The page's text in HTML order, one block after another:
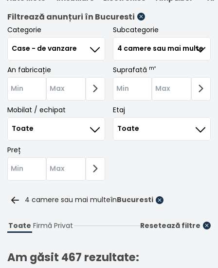
Filtrează anunțuri în Bucuresti
Categorie Subcategorie
An fabricație Suprafată m²
Mobilat / echipat Etaj
Preț
4 camere sau mai multeînBucuresti
Toate Firmă Privat Resetează filtre
Am găsit 467 rezultate: